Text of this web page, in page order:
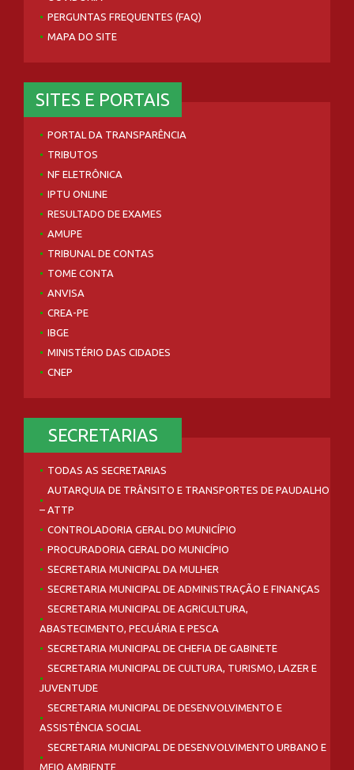
PERGUNTAS FREQUENTES (FAQ)
MAPA DO SITE
SITES E PORTAIS
PORTAL DA TRANSPARÊNCIA
TRIBUTOS
NF ELETRÔNICA
IPTU ONLINE
RESULTADO DE EXAMES
AMUPE
TRIBUNAL DE CONTAS
TOME CONTA
ANVISA
CREA-PE
IBGE
MINISTÉRIO DAS CIDADES
CNEP
SECRETARIAS
TODAS AS SECRETARIAS
AUTARQUIA DE TRÂNSITO E TRANSPORTES DE PAUDALHO
– ATTP
CONTROLADORIA GERAL DO MUNICÍPIO
PROCURADORIA GERAL DO MUNICÍPIO
SECRETARIA MUNICIPAL DA MULHER
SECRETARIA MUNICIPAL DE ADMINISTRAÇÃO E FINANÇAS
SECRETARIA MUNICIPAL DE AGRICULTURA,
ABASTECIMENTO, PECUÁRIA E PESCA
SECRETARIA MUNICIPAL DE CHEFIA DE GABINETE
SECRETARIA MUNICIPAL DE CULTURA, TURISMO, LAZER E
JUVENTUDE
SECRETARIA MUNICIPAL DE DESENVOLVIMENTO E
ASSISTÊNCIA SOCIAL
SECRETARIA MUNICIPAL DE DESENVOLVIMENTO URBANO E
MEIO AMBIENTE